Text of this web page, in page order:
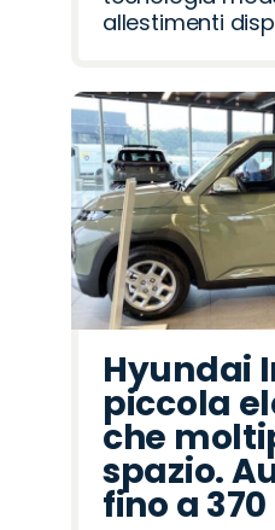
allestimenti
Hyundai
piccola
che
spazio.
fino a